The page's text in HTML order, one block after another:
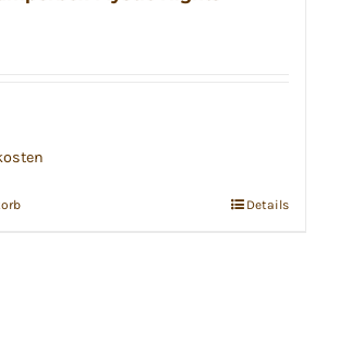
Details